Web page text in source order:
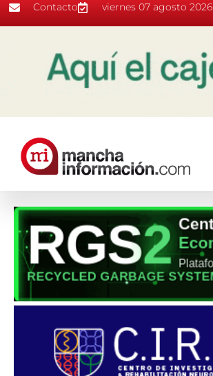
Contacto viernes 07 agosto 2026